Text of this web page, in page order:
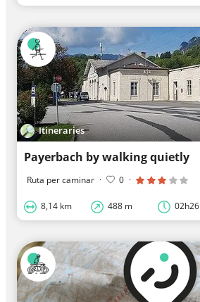
Itineraries
Payerbach by walking quietly
Ruta per caminar · 0 ·
8,14 km 488 m 02h26